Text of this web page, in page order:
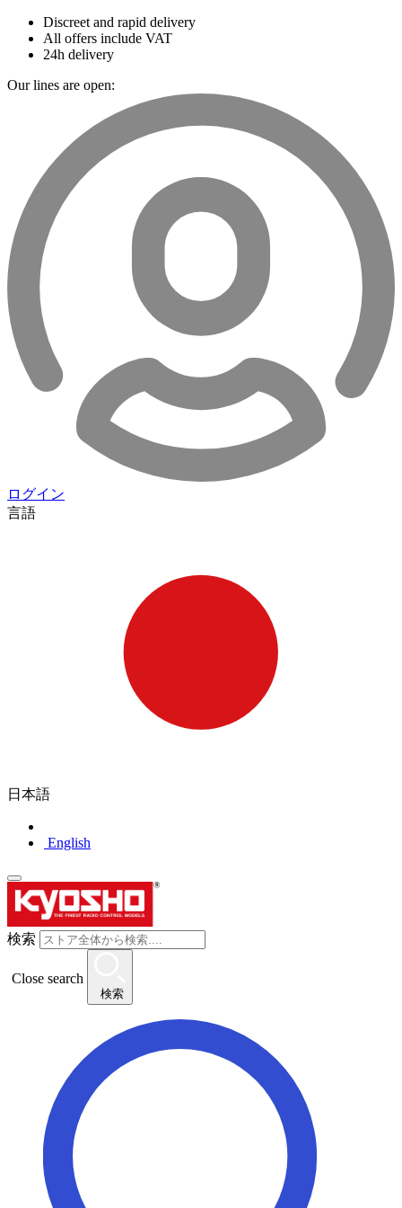
Discreet and rapid delivery
All offers include VAT
24h delivery
Our lines are open:
ログイン
言語
日本語
English
検索
Close search
検索